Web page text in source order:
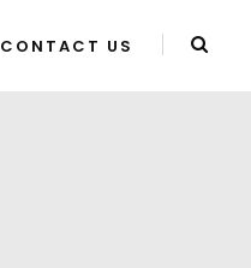
CONTACT US